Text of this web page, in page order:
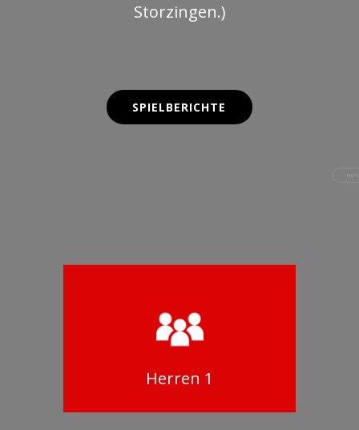
Storzingen.)
SPIELBERICHTE
Herren 1